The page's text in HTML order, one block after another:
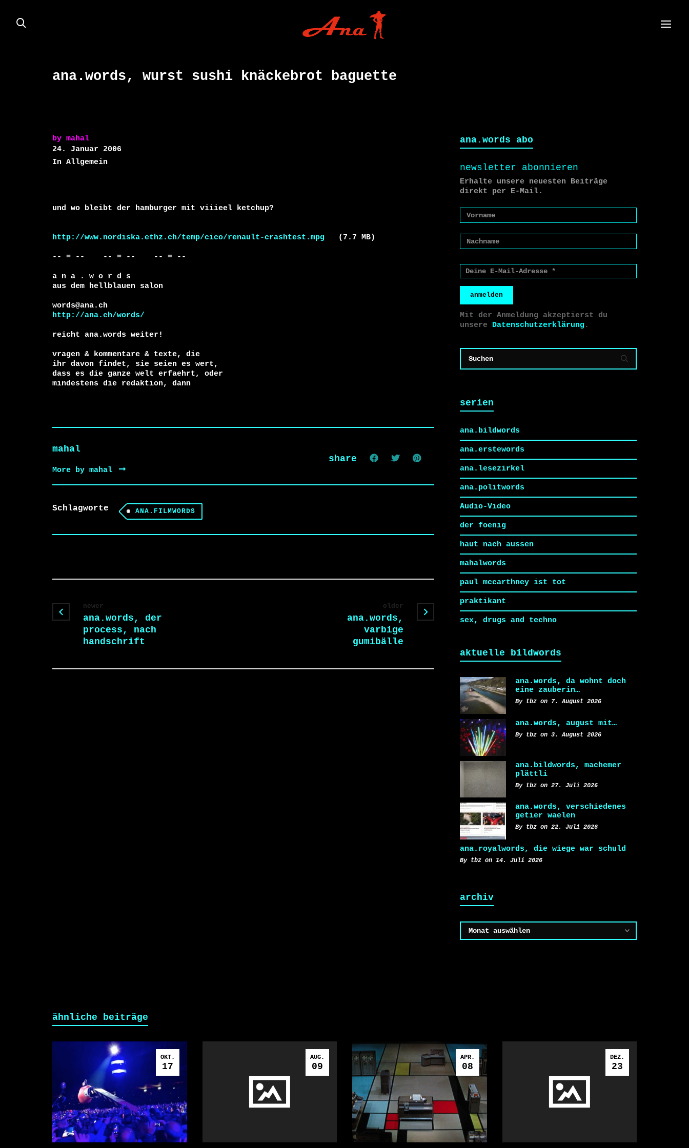
ana.words, wurst sushi knäckebrot baguette
by mahal
24. Januar 2006
In Allgemein
und wo bleibt der hamburger mit viiieel ketchup?
http://www.nordiska.ethz.ch/temp/cico/renault-crashtest.mpg
   (7.7 MB)
-- = --    -- = --    -- = --
a n a . w o r d s
aus dem hellblauen salon
http://ana.ch/words/
reicht ana.words weiter!
vragen & kommentare & texte, die
ihr davon findet, sie seien es wert,
dass es die ganze welt erfaehrt, oder
mahal
More by mahal
share
Schlagworte ANA.FILMWORDS
newer
ana.words, der
process, nach
handschrift
older
ana.words,
varbige
gumibälle
ana.words abo
newsletter abonnieren
Erhalte unsere neuesten Beiträge
direkt per E-Mail.
anmelden
Mit der Anmeldung akzeptierst du
unsere Datenschutzerklärung.
serien
ana.bildwords
ana.erstewords
ana.lesezirkel
ana.politwords
Audio-Video
der foenig
haut nach aussen
mahalwords
paul mccarthney ist tot
praktikant
sex, drugs and techno
aktuelle bildwords
ana.words, da wohnt doch
eine zauberin…
By tbz on 7. August 2026
ana.words, august mit…
By tbz on 3. August 2026
ana.bildwords, machemer
plättli
By tbz on 27. Juli 2026
ana.words, verschiedenes
getier waelen
By tbz on 22. Juli 2026
ana.royalwords, die wiege war schuld
By tbz on 14. Juli 2026
archiv
ähnliche beiträge
OKT.
17
AUG.
09
APR.
08
DEZ.
23